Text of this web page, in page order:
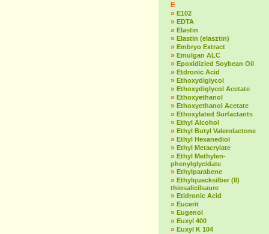
E
» E102
» EDTA
» Elastin
» Elastin (elasztin)
» Embryo Extract
» Emulgan ALC
» Epoxidizied Soybean Oil
» Etdronic Acid
» Ethoxydiglycol
» Ethoxydiglycol Acetate
» Ethoxyethanol
» Ethoxyethanol Acetate
» Ethoxylated Surfactants
» Ethyl Alcohol
» Ethyl Butyl Valerolactone
» Ethyl Hexanediol
» Ethyl Metacrylate
» Ethyl Methylen-
phenylglycidate
» Ethylparabene
» Ethylquecksilber (II)
thiosalicilsaure
» Etidronic Acid
» Eucerit
» Eugenol
» Euxyl 400
» Euxyl K 104